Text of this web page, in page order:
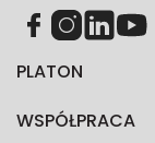
PLATON
WSPÓŁPRACA